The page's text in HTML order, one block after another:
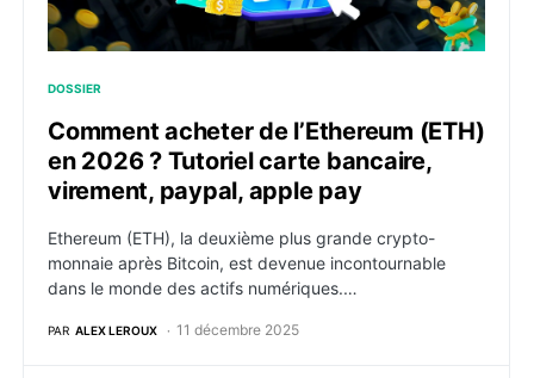
DOSSIER
Comment acheter de l’Ethereum (ETH)
en 2026 ? Tutoriel carte bancaire,
virement, paypal, apple pay
Ethereum (ETH), la deuxième plus grande crypto-
monnaie après Bitcoin, est devenue incontournable
dans le monde des actifs numériques.…
PAR ALEX LEROUX 11 décembre 2025